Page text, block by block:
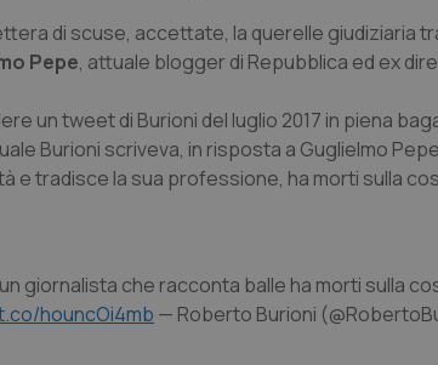
di scuse, accettate, la querelle giudiziaria
Pepe, attuale blogger di Repubblica ed ex
un tweet di Burioni del luglio 2017 in piena
Burioni scriveva, in risposta a Guglielmo
e tradisce la sua professione, ha morti sulla
giornalista che racconta balle ha morti sulla
houncOi4mb — Roberto Burioni